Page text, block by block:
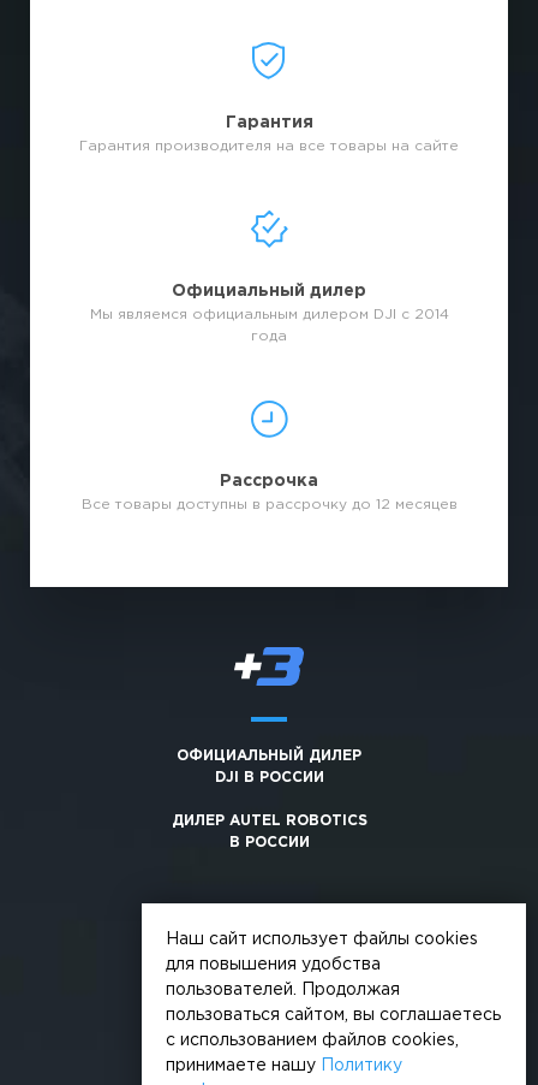
Гарантия
Гарантия производителя на все товары на сайте
Официальный дилер
Мы являемся официальным дилером DJI с 2014
года
Рассрочка
Все товары доступны в рассрочку до 12 месяцев
ОФИЦИАЛЬНЫЙ ДИЛЕР
DJI В РОССИИ
ДИЛЕР AUTEL ROBOTICS
В РОССИИ
© 2026, +3. Все права защищены
Обработка персональных данных
Наш сайт использует файлы cookies
для повышения удобства
пользователей. Продолжая
пользоваться сайтом, вы соглашаетесь
с использованием файлов cookies,
принимаете нашу
Политику